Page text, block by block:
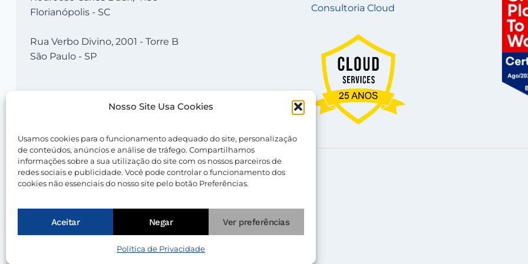
Nosso Site Usa Cookies
Usamos cookies para o funcionamento adequado do site, personalização
de conteúdos, anúncios e análise de tráfego. Compartilhamos
informações sobre a sua utilização do site com os nossos parceiros de
redes sociais e publicidade. Você pode controlar o funcionamento dos
cookies não essenciais do nosso site pelo botão Preferências.
Aceitar Negar Ver preferências
Política de Privacidade
Florianópolis - SC
Rua Verbo Divino, 2001 - Torre B
São Paulo - SP
Consultoria Cloud
© 2026 Nevolus |Termos de Uso|Política de Privacidade